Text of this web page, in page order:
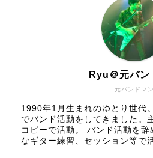
元バンドマン
Ryu＠元バン
1990年1月生まれのゆとり世代
でバンド活動をしてきました。
コピーで活動。 バンド活動を辞
なギター練習、セッション等で